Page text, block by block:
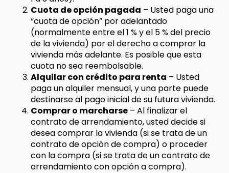
Cuota de opción pagada – Usted paga una
“cuota de opción” por adelantado
(normalmente entre el 1 % y el 5 % del precio
de la vivienda) por el derecho a comprar la
vivienda más adelante. Es posible que esta
cuota no sea reembolsable.
Alquilar con crédito para renta – Usted
paga un alquiler mensual, y una parte puede
destinarse al pago inicial de su futura vivienda.
Comprar o marcharse – Al finalizar el
contrato de arrendamiento, usted decide si
desea comprar la vivienda (si se trata de un
contrato de opción de compra) o proceder
con la compra (si se trata de un contrato de
arrendamiento con opción a compra).